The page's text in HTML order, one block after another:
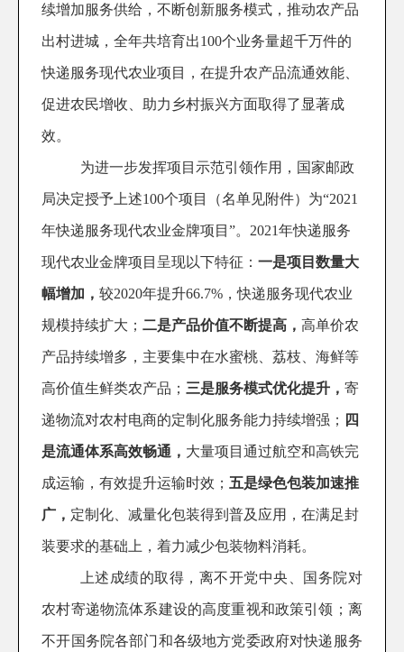
续增加服务供给，不断创新服务模式，推动农产品
出村进城，全年共培育出100个业务量超千万件的
快递服务现代农业项目，在提升农产品流通效能、
促进农民增收、助力乡村振兴方面取得了显著成
效。
为进一步发挥项目示范引领作用，国家邮政
局决定授予上述100个项目（名单见附件）为“2021
年快递服务现代农业金牌项目”。 2021年快递服务
现代农业金牌项目呈现以下特征：一是项目数量大
幅增加，较2020年提升66.7% ，快递服务现代农业
规模持续扩大；二是产品价值不断提高，高单价农
产品持续增多，主要集中在水蜜桃、荔枝、海鲜等
高价值生鲜类农产品； 三是服务模式优化提升，寄
递物流对农村电商的定制化服务能力持续增强； 四
是流通体系高效畅通， 大量项目通过航空和高铁完
成运输，有效提升运输时效； 五是绿色包装加速推
广， 定制化、减量化包装得到普及应用，在满足封
装要求的基础上，着力减少包装物料消耗。
上述成绩的取得，离不开党中央、国务院对
农村寄递物流体系建设的高度重视和政策引领；离
不开国务院各部门和各级地方党委政府对快递服务